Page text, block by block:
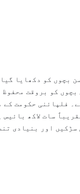
بچوں کو دکھایا
کو بروقت
فلپائنی حکومت
سات لاکھ
اور بنیادی